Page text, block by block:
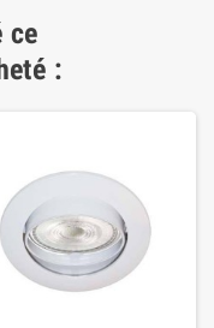
ce
: